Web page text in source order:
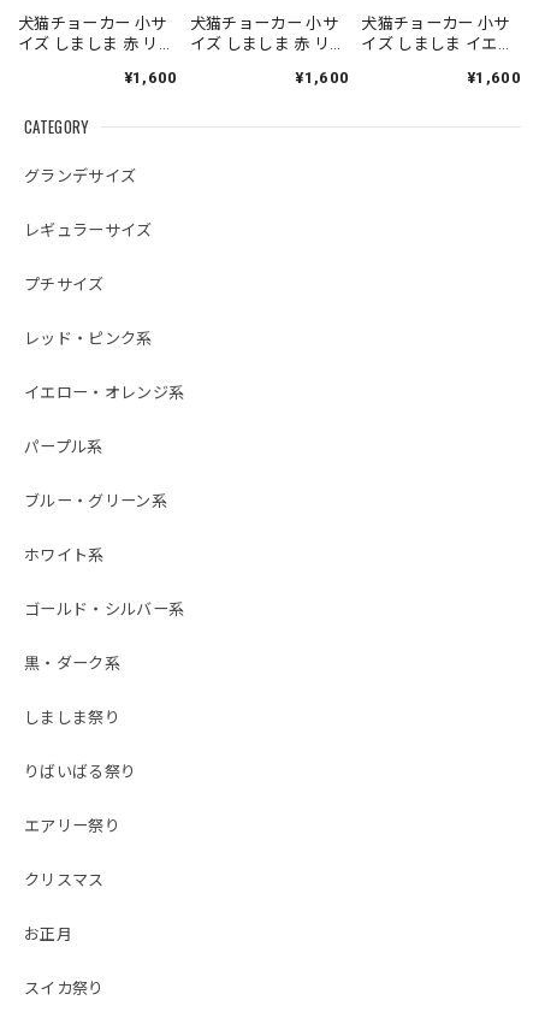
CATEGORY
グランデサイズ
レギュラーサイズ
プチサイズ
レッド・ピンク系
イエロー・オレンジ系
パープル系
ブルー・グリーン系
ホワイト系
ゴールド・シルバー系
黒・ダーク系
しましま祭り
りばいばる祭り
エアリー祭り
クリスマス
お正月
スイカ祭り
犬猫チョーカー 小サ
イズ しましま 赤 リボ
¥1,600
犬猫チョーカー 小サ
イズ しましま 赤 リボ
¥1,600
犬猫チョーカー 小サ
イズ しましま イエロ
¥1,600